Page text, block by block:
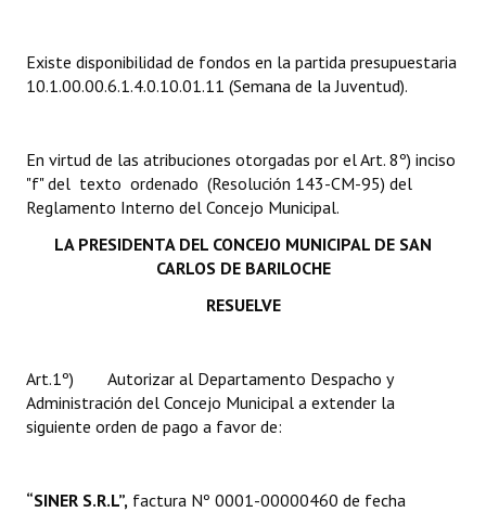
NORMATIVA
Declaraciones
Resoluciones
Resoluciones de Presidencia
Noticias Destacadas
Existe disponibilidad de fondos en la partida presupuestaria
10.1.00.00.6.1.4.0.10.01.11 (Semana de la Juventud).
En virtud de las atribuciones otorgadas por el Art. 8º) inciso
"f" del texto ordenado (Resolución 143-CM-95) del
Reglamento Interno del Concejo Municipal.
LA PRESIDENTA DEL CONCEJO MUNICIPAL DE SAN
CARLOS DE BARILOCHE
RESUELVE
Art.1º) Autorizar al Departamento Despacho y
Administración del Concejo Municipal a extender la
siguiente orden de pago a favor de:
“SINER S.R.L”, factura Nº 0001-00000460 de fecha